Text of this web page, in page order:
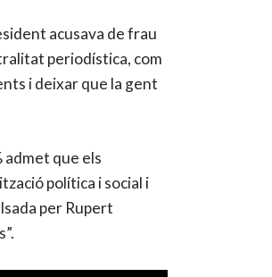
acusava de frau
periodística, com
i deixar que la gent
admet que els
política i social i
per Rupert